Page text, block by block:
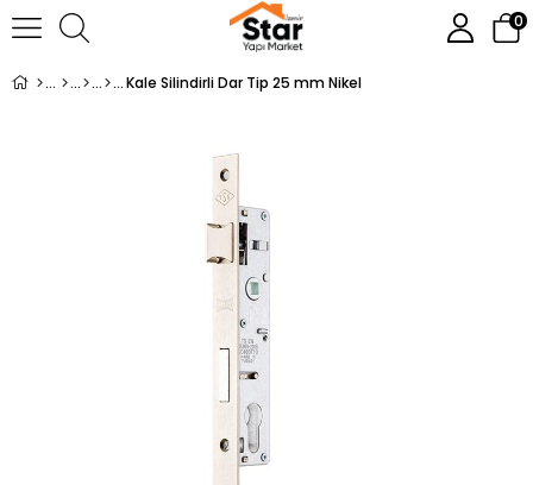
0
Kale Silindirli Dar Tip 25 mm Nikel